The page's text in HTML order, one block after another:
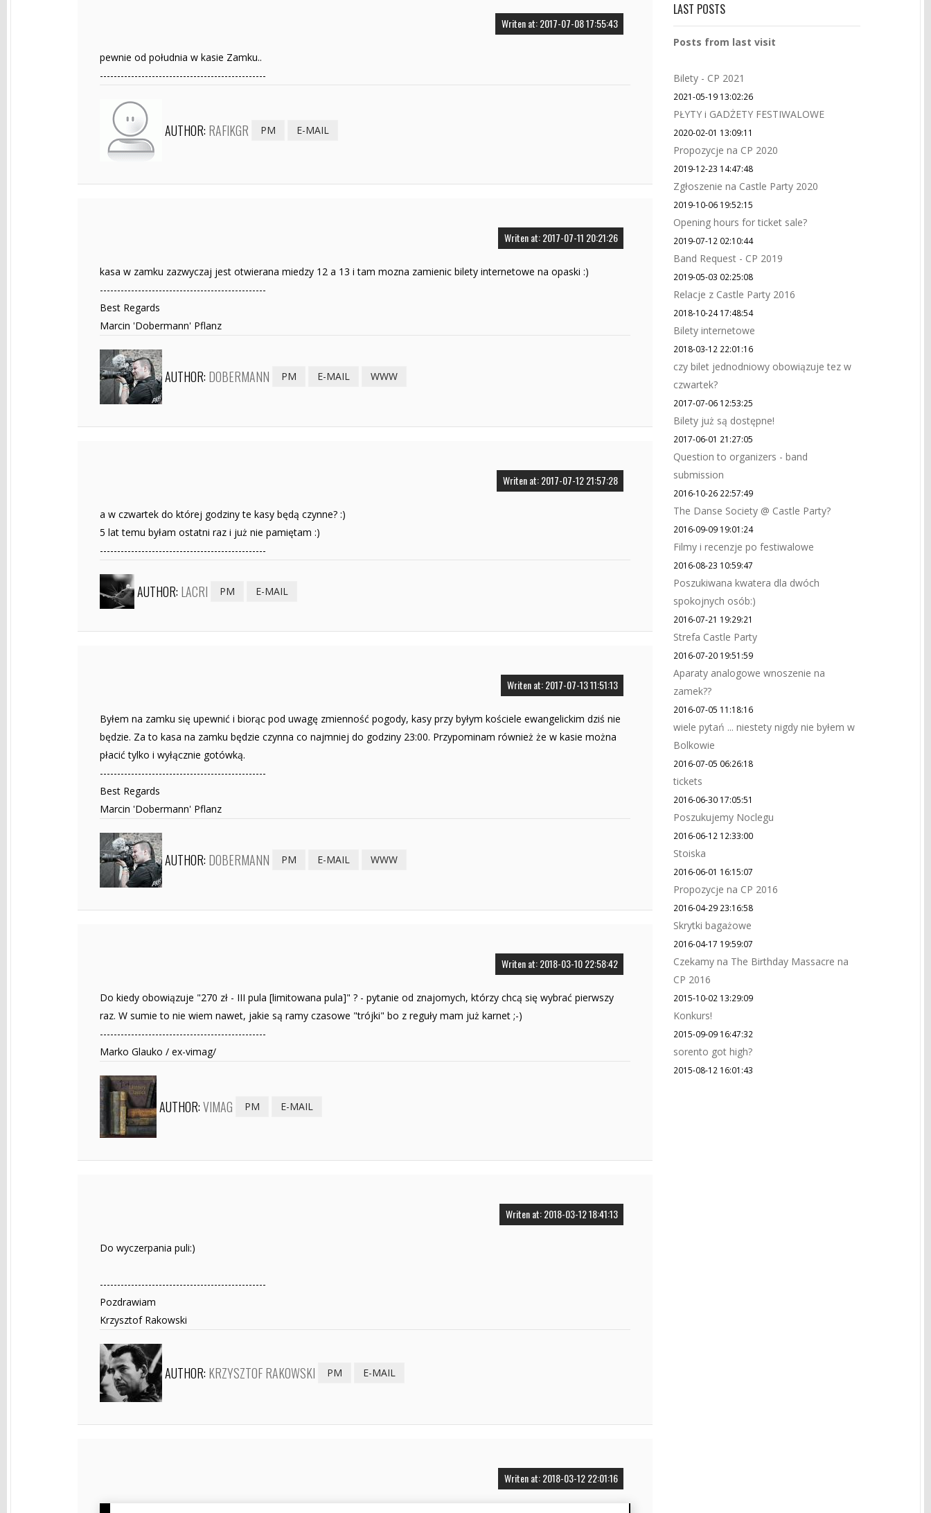
Writen at: 2017-07-08 17:55:43
pewnie od południa w kasie Zamku..
------------------------------------------------
AUTHOR: RAFIKGR PM E-MAIL
Writen at: 2017-07-11 20:21:26
kasa w zamku zazwyczaj jest otwierana miedzy 12 a 13 i tam mozna zamienic bilety internetowe na opaski :)
------------------------------------------------
Best Regards
Marcin 'Dobermann' Pflanz
AUTHOR: DOBERMANN PM E-MAIL WWW
Writen at: 2017-07-12 21:57:28
a w czwartek do której godziny te kasy będą czynne? :)
5 lat temu byłam ostatni raz i już nie pamiętam :)
------------------------------------------------
AUTHOR: LACRI PM E-MAIL
Writen at: 2017-07-13 11:51:13
Byłem na zamku się upewnić i biorąc pod uwagę zmienność pogody, kasy przy byłym kościele ewangelickim dziś nie
będzie. Za to kasa na zamku będzie czynna co najmniej do godziny 23:00. Przypominam również że w kasie można
płacić tylko i wyłącznie gotówką.
------------------------------------------------
Best Regards
Marcin 'Dobermann' Pflanz
AUTHOR: DOBERMANN PM E-MAIL WWW
Writen at: 2018-03-10 22:58:42
Do kiedy obowiązuje "270 zł - III pula [limitowana pula]" ? - pytanie od znajomych, którzy chcą się wybrać pierwszy
raz. W sumie to nie wiem nawet, jakie są ramy czasowe "trójki" bo z reguły mam już karnet ;-)
------------------------------------------------
Marko Glauko / ex-vimag/
AUTHOR:VIMAG PM E-MAIL
Writen at: 2018-03-12 18:41:13
Do wyczerpania puli:)
------------------------------------------------
Pozdrawiam
Krzysztof Rakowski
AUTHOR: KRZYSZTOF RAKOWSKI PM E-MAIL
Writen at: 2018-03-12 22:01:16
LAST POSTS
Posts from last visit
Bilety - CP 2021
2021-05-19 13:02:26
PŁYTY i GADŻETY FESTIWALOWE
2020-02-01 13:09:11
Propozycje na CP 2020
2019-12-23 14:47:48
Zgłoszenie na Castle Party 2020
2019-10-06 19:52:15
Opening hours for ticket sale?
2019-07-12 02:10:44
Band Request - CP 2019
2019-05-03 02:25:08
Relacje z Castle Party 2016
2018-10-24 17:48:54
Bilety internetowe
2018-03-12 22:01:16
czy bilet jednodniowy obowiązuje tez w
czwartek?
2017-07-06 12:53:25
Bilety już są dostępne!
2017-06-01 21:27:05
Question to organizers - band
submission
2016-10-26 22:57:49
The Danse Society @ Castle Party?
2016-09-09 19:01:24
Filmy i recenzje po festiwalowe
2016-08-23 10:59:47
Poszukiwana kwatera dla dwóch
spokojnych osób:)
2016-07-21 19:29:21
Strefa Castle Party
2016-07-20 19:51:59
Aparaty analogowe wnoszenie na
zamek??
2016-07-05 11:18:16
wiele pytań ... niestety nigdy nie byłem w
Bolkowie
2016-07-05 06:26:18
tickets
2016-06-30 17:05:51
Poszukujemy Noclegu
2016-06-12 12:33:00
Stoiska
2016-06-01 16:15:07
Propozycje na CP 2016
2016-04-29 23:16:58
Skrytki bagażowe
2016-04-17 19:59:07
Czekamy na The Birthday Massacre na
CP 2016
2015-10-02 13:29:09
Konkurs!
2015-09-09 16:47:32
sorento got high?
2015-08-12 16:01:43